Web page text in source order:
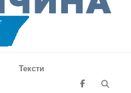
Тексти